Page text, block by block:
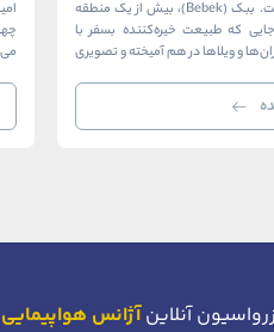
زیبایی و زندگی لوکس گره خورده است. ببک (Bebek)، بیش از یک منطقه
که طبیعت خیره‌کننده بسفر با
و ویلاها در هم آمیخته و تصویری
آنلاینآژانس